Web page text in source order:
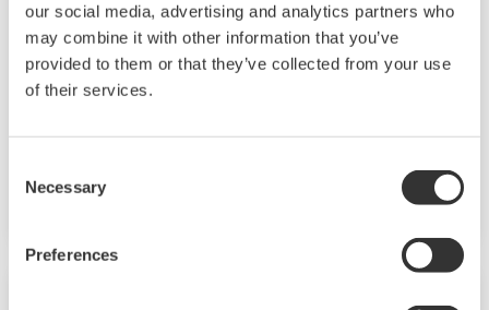
our social media, advertising and analytics partners who
may combine it with other information that you’ve
provided to them or that they’ve collected from your use
of their services.
Selection
Necessary
Preferences
Diese Leitfähigkeitszellen weisen extrem hohe
Temperatur- und Druckbereiche auf: Die
Gewindeausführungen halten einem Druck von
bei 250 °C.